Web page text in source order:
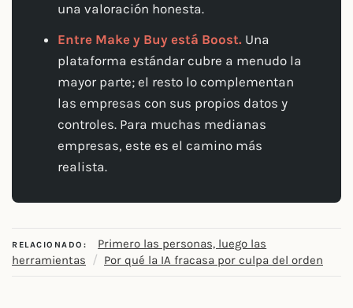
una valoración honesta.
Entre Make y Buy está Boost. Una
plataforma estándar cubre a menudo la
mayor parte; el resto lo complementan
las empresas con sus propios datos y
controles. Para muchas medianas
empresas, este es el camino más
realista.
RELACIONADO:
Primero las personas, luego las
herramientas
/ Por qué la IA fracasa por culpa del orden